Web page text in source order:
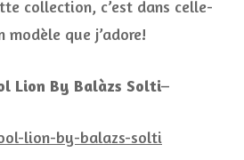
collection, c’est dans celle-
modèle que j’adore!
Lion By Balàzs Solti–